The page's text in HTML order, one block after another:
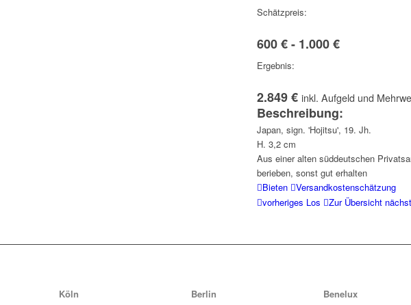
Schätzpreis:
600 € - 1.000 €
Ergebnis:
2.849 € inkl. Aufgeld und
Beschreibung:
Japan, sign. 'Hojitsu', 19. Jh.
H. 3,2 cm
Aus einer alten süddeutschen
berieben, sonst gut erhalten
Bieten
Versandkostenschätzung
vorheriges Los
Zur Übersicht
Köln
Berlin
Benelux